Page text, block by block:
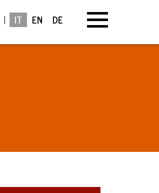
IT EN DE